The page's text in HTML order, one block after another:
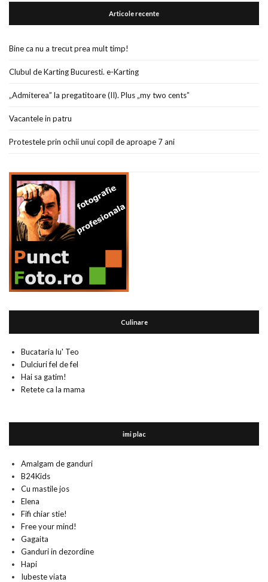
Articole recente
Bine ca nu a trecut prea mult timp!
Clubul de Karting Bucuresti. e-Karting
„Admiterea” la pregatitoare (II). Plus „my two cents”
Vacantele in patru
Protestele prin ochii unui copil de aproape 7 ani
Culinare
Bucataria lu' Teo
Dulciuri fel de fel
Hai sa gatim!
Retete ca la mama
imi plac
Amalgam de ganduri
B24Kids
Cu mastile jos
Elena
Fifi chiar stie!
Free your mind!
Gagaita
Ganduri in dezordine
Hapi
Iubeste viata